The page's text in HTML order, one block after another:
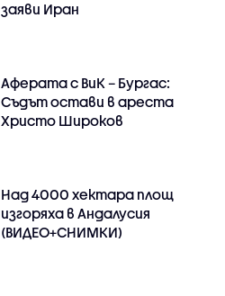
заяви Иран
Аферата с ВиК – Бургас:
Съдът остави в ареста
Христо Широков
Над 4000 хектара площ
изгоряха в Андалусия
(ВИДЕО+СНИМКИ)